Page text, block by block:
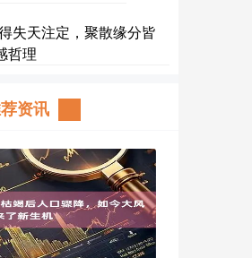
失天注定，聚散缘分皆
哲理
资讯